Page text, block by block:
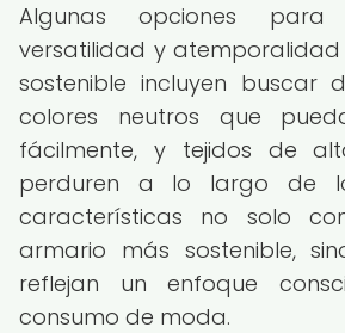
Algunas opciones
versatilidad y
sostenible incluyen buscar
colores neutros que
fácilmente, y tejidos de
perduren a lo largo de
características no solo
armario más sostenible,
reflejan un enfoque
consumo de moda.